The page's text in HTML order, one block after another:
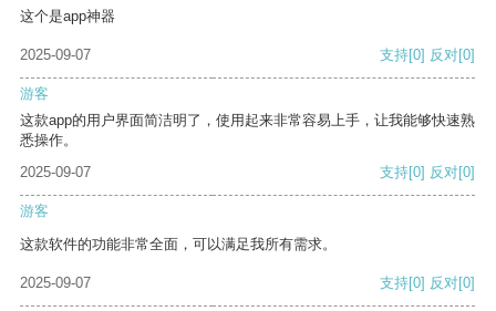
这个是app神器
2025-09-07 支持[0] 反对[0]
游客
这款app的用户界面简洁明了，使用起来非常容易上手，让我能够快速熟
悉操作。
2025-09-07
支持[0] 反对[0]
游客
这款软件的功能非常全面，可以满足我所有需求。
2025-09-07 支持[0] 反对[0]